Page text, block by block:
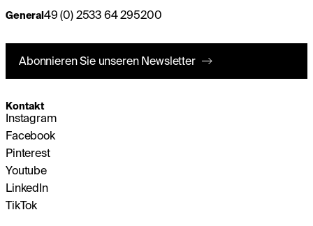
General49 (0) 2533 64 295200
Abonnieren Sie unseren Newsletter
Kontakt
Instagram
Facebook
Pinterest
Youtube
LinkedIn
TikTok